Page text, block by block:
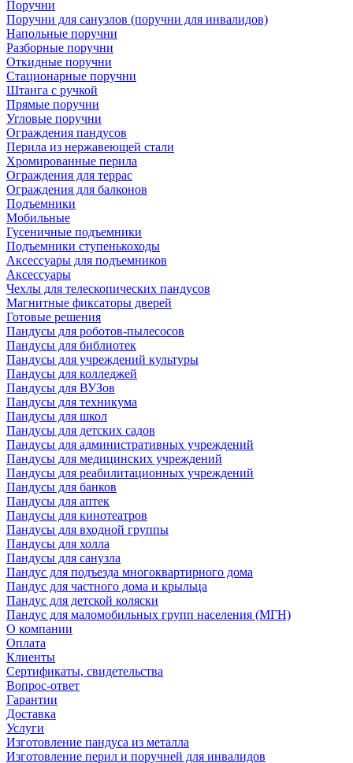
Поручни
Поручни для санузлов (поручни для инвалидов)
Напольные поручни
Разборные поручни
Откидные поручни
Стационарные поручни
Штанга с ручкой
Прямые поручни
Угловые поручни
Ограждения пандусов
Перила из нержавеющей стали
Хромированные перила
Ограждения для террас
Ограждения для балконов
Подъемники
Мобильные
Гусеничные подъемники
Подъемники ступенькоходы
Аксессуары для подъемников
Аксессуары
Чехлы для телескопических пандусов
Магнитные фиксаторы дверей
Готовые решения
Пандусы для роботов-пылесосов
Пандусы для библиотек
Пандусы для учреждений культуры
Пандусы для колледжей
Пандусы для ВУЗов
Пандусы для техникума
Пандусы для школ
Пандусы для детских садов
Пандусы для административных учреждений
Пандусы для медицинских учреждений
Пандусы для реабилитационных учреждений
Пандусы для банков
Пандусы для аптек
Пандусы для кинотеатров
Пандусы для входной группы
Пандусы для холла
Пандусы для санузла
Пандус для подъезда многоквартирного дома
Пандус для частного дома и крыльца
Пандус для детской коляски
Пандус для маломобильных групп населения (МГН)
О компании
Оплата
Клиенты
Сертификаты, свидетельства
Вопрос-ответ
Гарантии
Доставка
Услуги
Изготовление пандуса из металла
Изготовление перил и поручней для инвалидов